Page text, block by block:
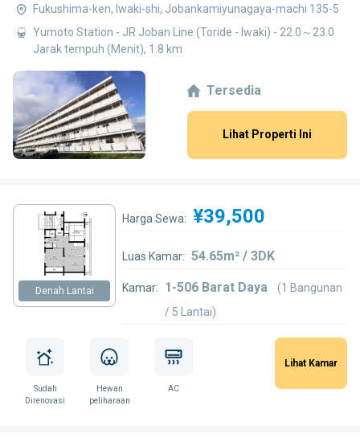
Fukushima-ken, Iwaki-shi, Jobankamiyunagaya-machi 135-5
Yumoto Station - JR Joban Line (Toride - Iwaki) - 22.0～23.0
Jarak tempuh (Menit), 1.8 km
Tersedia
Lihat Properti Ini
Denah Lantai
Harga Sewa: ¥39,500
Luas Kamar: 54.65m² / 3DK
Kamar: 1-506 Barat Daya
(1 Bangunan
/ 5 Lantai)
Sudah
Direnovasi
Hewan
peliharaan
AC
Lihat Kamar